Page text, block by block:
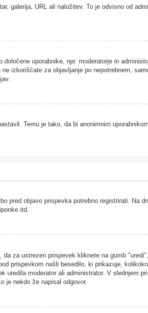
galerija, URL ali naložitev. To je odvisno od
uporabnike, npr. moderatorje in
izkoriščate za objavljanje po nepotrebnem,
Temu je tako, da bi anonimnim
pred objavo prispevka potrebno registrirati. Na
itd.
za ustrezen prispevek kliknete na gumb
prispevkom našli besedilo, ki prikazuje,
moderator ali administrator. V slednjem
je nekdo že napisal odgovor.